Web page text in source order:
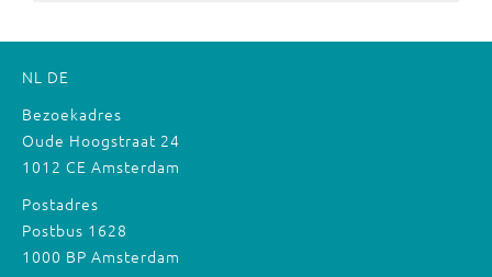
NL DE
Bezoekadres
Oude Hoogstraat 24
1012 CE Amsterdam
Postadres
Postbus 1628
1000 BP Amsterdam